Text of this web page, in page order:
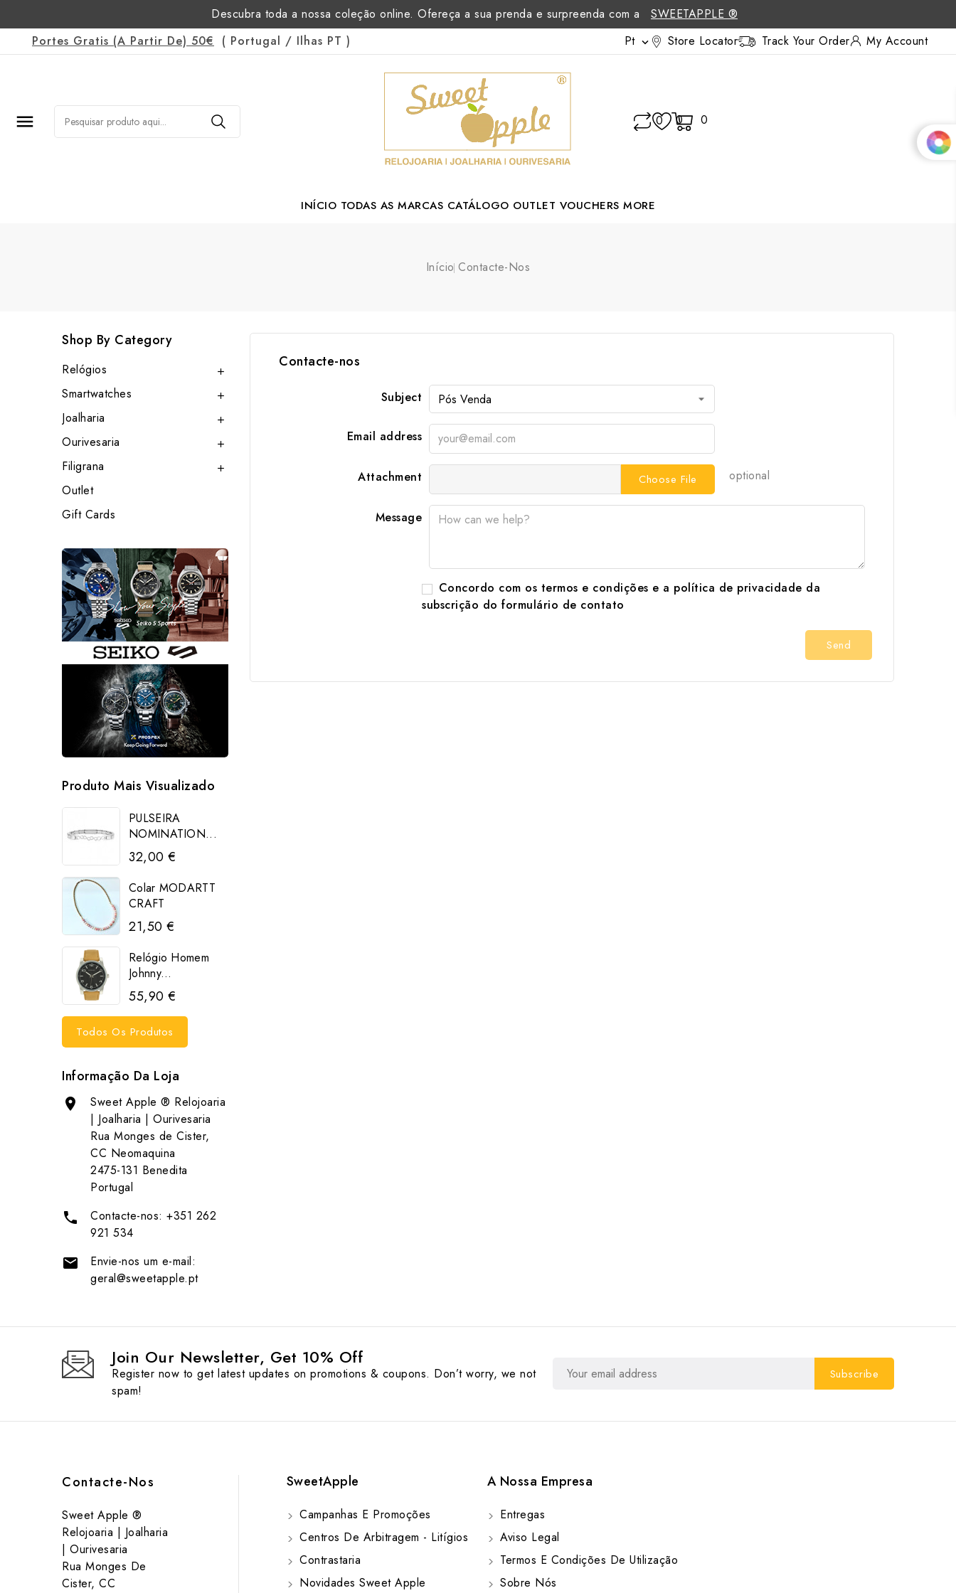
Descubra toda a nossa coleção online. Ofereça a sua prenda e surpreenda com a
SWEETAPPLE ®
Portes Gratis (a Partir De) 50€ ( Portugal / Ilhas PT ) Pt  Store Locator Track Your Order My Account
 0 0 0
INÍCIO TODAS AS MARCAS CATÁLOGO OUTLET VOUCHERS MORE
Início Contacte-Nos
Shop By Category
Relógios 
Smartwatches 
Joalharia 
Ourivesaria 
Filigrana 
Outlet
Gift Cards
Produto Mais Visualizado
PULSEIRA
NOMINATION...
32,00 €
Colar MODARTT
CRAFT
21,50 €
Relógio Homem
Johnny...
55,90 €
Todos Os Produtos
Informação Da Loja

Sweet Apple ® Relojoaria
| Joalharia | Ourivesaria
Rua Monges de Cister,
CC Neomaquina
2475-131 Benedita
Portugal
 Contacte-nos: +351 262
921 534

Envie-nos um e-mail:
geral@sweetapple.pt
Contacte-nos
Subject
Email address
Attachment Choose File optional
Message
Concordo com os termos e condições e a política de privacidade da
subscrição do formulário de contato
Join Our Newsletter, Get 10% Off
Register now to get latest updates on promotions & coupons. Don’t worry, we not
spam!
Contacte-Nos
Sweet Apple ®
Relojoaria | Joalharia
| Ourivesaria
Rua Monges De
Cister, CC
SweetApple
Campanhas E Promoções
Centros De Arbitragem - Litígios
Contrastaria
Novidades Sweet Apple
A Nossa Empresa
Entregas
Aviso Legal
Termos E Condições De Utilização
Sobre Nós